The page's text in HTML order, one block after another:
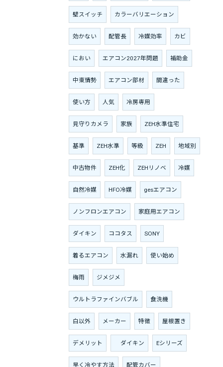
壁スイッチ カラーバリエーション
効かない 配管長 冷媒効率 カビ
におい エアコン2027年問題 補助金
中東情勢 エアコン部材 間違った
使い方 人気 冷房専用
見守りカメラ 家族 ZEH水準住宅
基準 ZEH水準 等級 ZEH 地域別
中古物件 ZEH化 ZEHリノベ 冷媒
自然冷媒 HFO冷媒 gesエアコン
ノンフロンエアコン 家庭用エアコン
ダイキン ココタス SONY
着るエアコン 水漏れ 使い始め
梅雨 ジメジメ
ウルトラファインバブル 食洗機
白以外 メーカー 特徴 屋根置き
デメリット ダイキン Eシリーズ
早く冷やす方法 配管カバー